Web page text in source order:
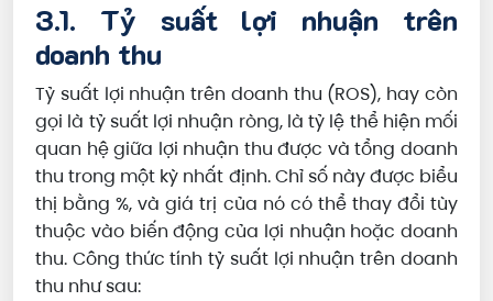
3.1. Tỷ suất lợi nhuận trên
doanh thu
Tỷ suất lợi nhuận trên doanh thu (ROS), hay còn
gọi là tỷ suất lợi nhuận ròng, là tỷ lệ thể hiện mối
quan hệ giữa lợi nhuận thu được và tổng doanh
thu trong một kỳ nhất định. Chỉ số này được biểu
thị bằng %, và giá trị của nó có thể thay đổi tùy
thuộc vào biến động của lợi nhuận hoặc doanh
thu. Công thức tính tỷ suất lợi nhuận trên doanh
thu như sau: